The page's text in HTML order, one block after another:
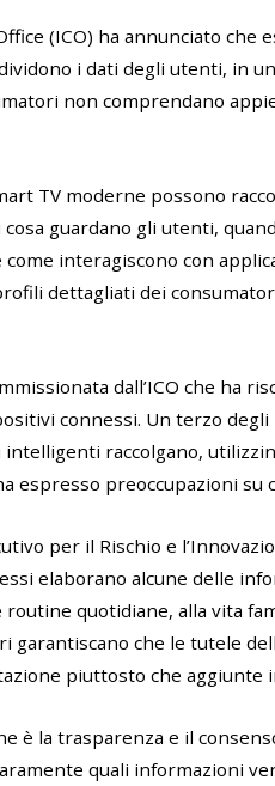
(ICO) ha annunciato
i dati degli utenti, in
non comprendano
TV moderne possono
guardano gli utenti,
interagiscono con
dettagliati dei
dall’ICO che ha
connessi. Un terzo
raccolgano,
espresso preoccupazioni su
per il Rischio e
elaborano alcune delle
quotidiane, alla vita
garantiscano che le tutele
piuttosto che aggiunte
è la trasparenza e il
quali informazioni